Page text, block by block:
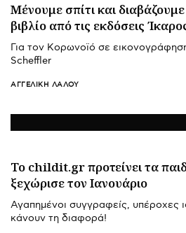
Μένουμε σπίτι και
βιβλίο από τις εκδόσεις
Για τον Κορωνοϊό σε
Scheffler
ΑΓΓΕΛΙΚΉ ΛΆΛΟΥ
Το childit.gr προτείνει τα
ξεχώρισε τον Ιανουάριο
Αγαπημένοι συγγραφείς, υπέροχες
κάνουν τη διαφορά!